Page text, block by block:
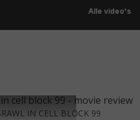
Alle video's
IN CELL BLOCK 99